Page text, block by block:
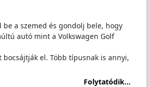
be a szemed és gondolj bele, hogy
autó mint a Volkswagen Golf
bocsájtják el. Több típusnak is annyi,
Folytatódik...